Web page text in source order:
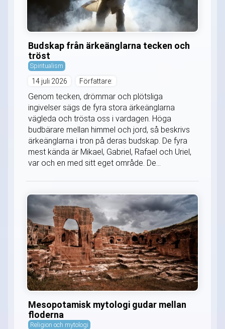
Budskap från ärkeänglarna tecken och
tröst
Spiritualism
14 juli 2026 Författare:
Genom tecken, drömmar och plötsliga
ingivelser sägs de fyra stora ärkeänglarna
vägleda och trösta oss i vardagen. Höga
budbärare mellan himmel och jord, så beskrivs
ärkeänglarna i tron på deras budskap. De fyra
mest kända är Mikael, Gabriel, Rafael och Uriel,
var och en med sitt eget område. De...
Mesopotamisk mytologi gudar mellan
floderna
Religion och mytologi